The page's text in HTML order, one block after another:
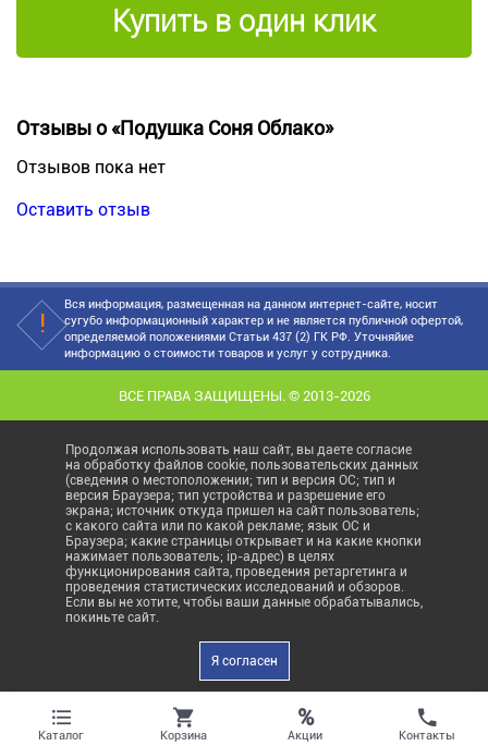
Купить в один клик
Отзывы о «Подушка Соня Облако»
Отзывов пока нет
Оставить отзыв
Вся информация, размещенная на данном интернет-сайте, носит
сугубо информационный характер и не является публичной офертой,
определяемой положениями Статьи 437 (2) ГК РФ. Уточняйие
информацию о стоимости товаров и услуг у сотрудника.
ВСЕ ПРАВА ЗАЩИЩЕНЫ. © 2013-2026
Продолжая использовать наш сайт, вы даете согласие
на обработку файлов cookie, пользовательских данных
(сведения о местоположении; тип и версия ОС; тип и
версия Браузера; тип устройства и разрешение его
экрана; источник откуда пришел на сайт пользователь;
с какого сайта или по какой рекламе; язык ОС и
Браузера; какие страницы открывает и на какие кнопки
нажимает пользователь; ip-адрес) в целях
функционирования сайта, проведения ретаргетинга и
проведения статистических исследований и обзоров.
Если вы не хотите, чтобы ваши данные обрабатывались,
покиньте сайт.
Я согласен
Каталог Корзина
%
Акции Контакты